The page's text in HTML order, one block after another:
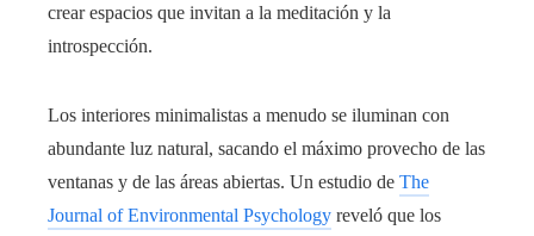
crear espacios que invitan a la meditación y la
introspección.
Los interiores minimalistas a menudo se iluminan con
abundante luz natural, sacando el máximo provecho de las
ventanas y de las áreas abiertas. Un estudio de The
Journal of Environmental Psychology reveló que los